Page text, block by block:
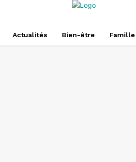
Actualités Bien-être Famille